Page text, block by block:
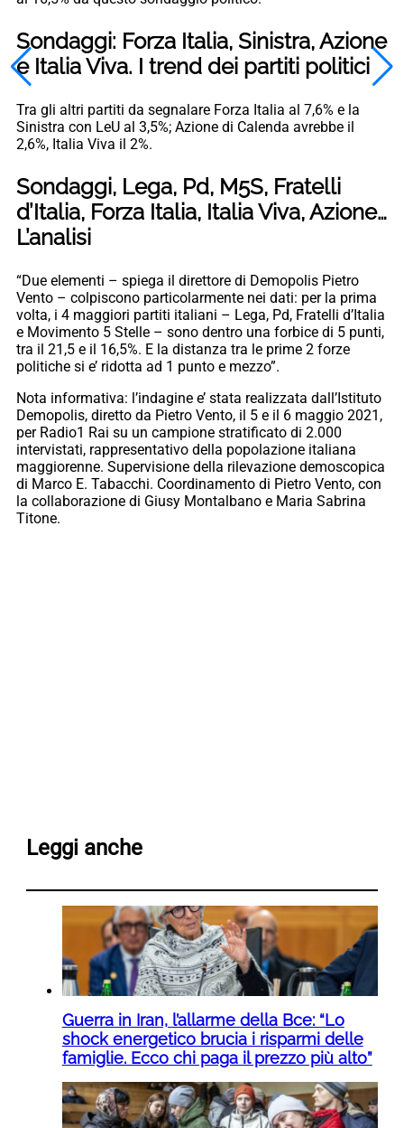
Sondaggi: Forza Italia, Sinistra, Azione
e Italia Viva. I trend dei partiti politici
Tra gli altri partiti da segnalare Forza Italia al 7,6% e la
Sinistra con LeU al 3,5%; Azione di Calenda avrebbe il
2,6%, Italia Viva il 2%.
Sondaggi, Lega, Pd, M5S, Fratelli
d’Italia, Forza Italia, Italia Viva, Azione…
L’analisi
“Due elementi – spiega il direttore di Demopolis Pietro
Vento – colpiscono particolarmente nei dati: per la prima
volta, i 4 maggiori partiti italiani – Lega, Pd, Fratelli d’Italia
e Movimento 5 Stelle – sono dentro una forbice di 5 punti,
tra il 21,5 e il 16,5%. E la distanza tra le prime 2 forze
politiche si e’ ridotta ad 1 punto e mezzo”.
Nota informativa: l’indagine e’ stata realizzata dall’Istituto
Demopolis, diretto da Pietro Vento, il 5 e il 6 maggio 2021,
per Radio1 Rai su un campione stratificato di 2.000
intervistati, rappresentativo della popolazione italiana
maggiorenne. Supervisione della rilevazione demoscopica
di Marco E. Tabacchi. Coordinamento di Pietro Vento, con
la collaborazione di Giusy Montalbano e Maria Sabrina
Titone.
Leggi anche
Guerra in Iran, l’allarme della Bce: “Lo
shock energetico brucia i risparmi delle
famiglie. Ecco chi paga il prezzo più alto”